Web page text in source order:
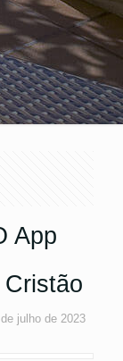
App
julho de 2023